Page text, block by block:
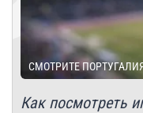
СМОТРИТЕ
Как посмотреть